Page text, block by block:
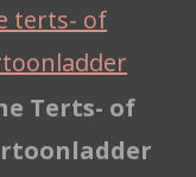
terts- of
Terts- of